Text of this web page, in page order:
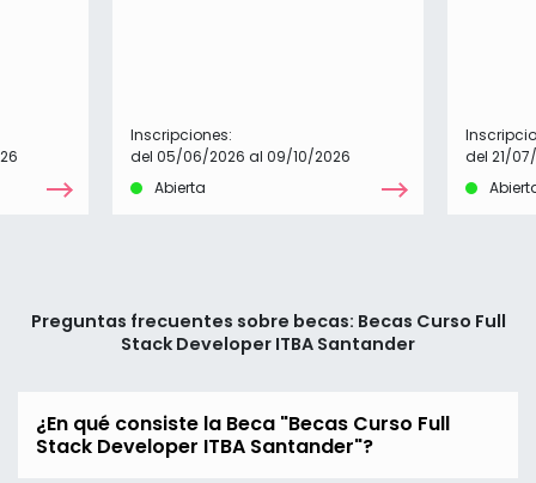
Inscripciones:
del 05/06/2026 al 09/10/2026
Abierta
del 21/
Preguntas frecuentes sobre becas: Becas Curso Full
Stack Developer ITBA Santander
¿En qué consiste la Beca "Becas Curso Full
Stack Developer ITBA Santander"?